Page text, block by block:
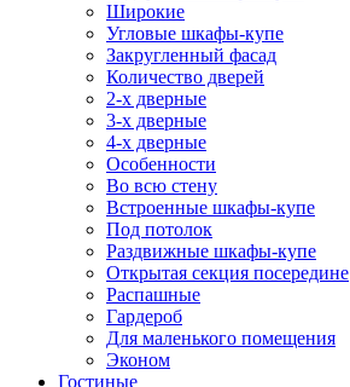
Широкие
Угловые шкафы-купе
Закругленный фасад
Количество дверей
2-х дверные
3-х дверные
4-х дверные
Особенности
Во всю стену
Встроенные шкафы-купе
Под потолок
Раздвижные шкафы-купе
Открытая секция посередине
Распашные
Гардероб
Для маленького помещения
Эконом
Гостиные